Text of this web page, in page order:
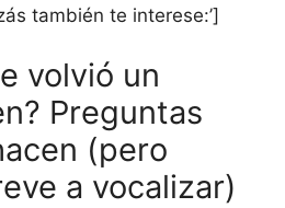
también te interese:’]
volvió un
Preguntas
(pero
a vocalizar)